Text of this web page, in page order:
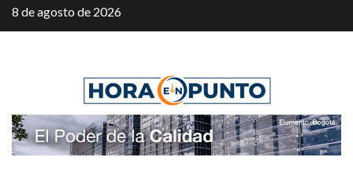
Saltar
al
8 de agosto de 2026